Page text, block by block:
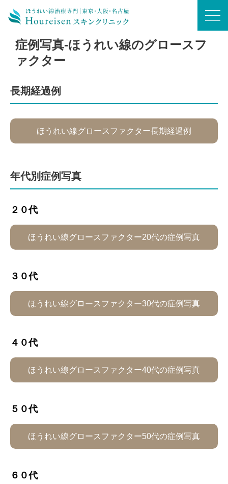
ホーム/ 症例写真-ほうれい線のグロースファクター
症例写真-ほうれい線のグロースフ
ァクター
長期経過例
ほうれい線グロースファクター長期経過例
年代別症例写真
２０代
ほうれい線グロースファクター20代の症例写真
３０代
ほうれい線グロースファクター30代の症例写真
４０代
ほうれい線グロースファクター40代の症例写真
５０代
ほうれい線グロースファクター50代の症例写真
６０代